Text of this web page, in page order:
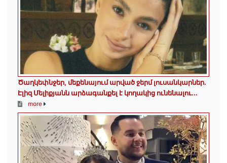
Ծաղկեփնջեր, մեքենայում արված ջերմ լուսանկարներ.
Էլիզ Մելիքյանն արձագանքել է կողակից ունենալու...
more